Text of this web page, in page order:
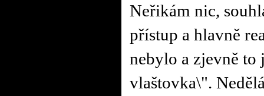
Neřikám nic,
přístup a hlavně
nebylo a zjevně
vlaštovka\".